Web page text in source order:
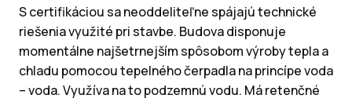
S certifikáciou sa neoddeliteľne spájajú technické
riešenia využité pri stavbe. Budova disponuje
momentálne najšetrnejším spôsobom výroby tepla a
chladu pomocou tepelného čerpadla na princípe voda
– voda. Využíva na to podzemnú vodu. Má retenčné